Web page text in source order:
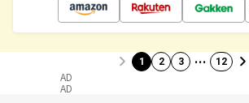
1 2 3 … 12
AD
AD